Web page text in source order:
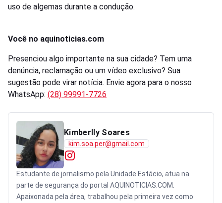
uso de algemas durante a condução.
Você no aquinoticias.com
Presenciou algo importante na sua cidade? Tem uma
denúncia, reclamação ou um vídeo exclusivo? Sua
sugestão pode virar notícia. Envie agora para o nosso
WhatsApp: (28) 99991-7726
Kimberlly Soares
kim.soa.per@gmail.com
Estudante de jornalismo pela Unidade Estácio, atua na
parte de segurança do portal AQUINOTICIAS.COM.
Apaixonada pela área, trabalhou pela primeira vez como